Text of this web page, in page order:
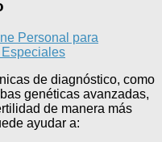
Personal para
de diagnóstico, como
genéticas avanzadas,
de manera más
ayudar a: